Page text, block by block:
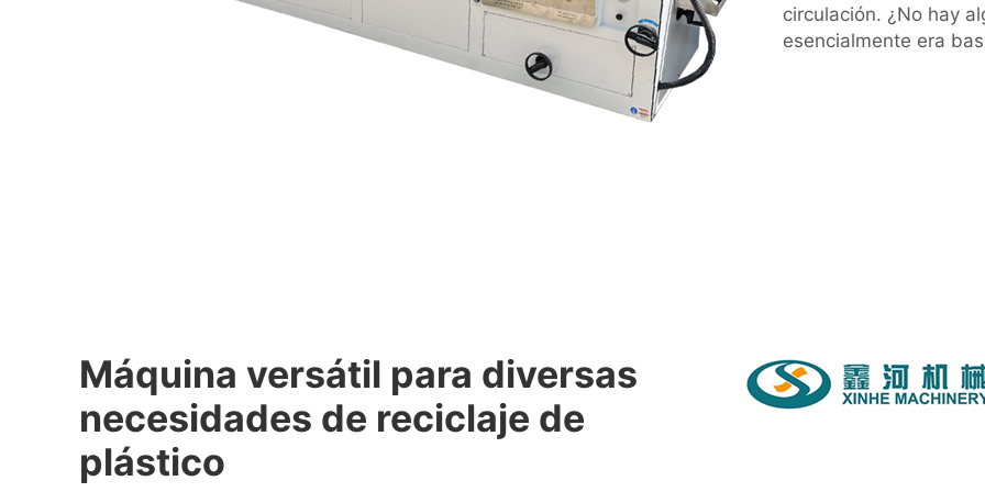
circulación. ¿No hay
esencialmente era
Máquina versátil para diversas
necesidades de reciclaje de
plástico